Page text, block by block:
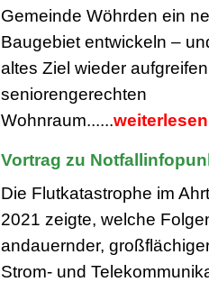
Gemeinde Wöhrden ein
Baugebiet entwickeln –
altes Ziel wieder
seniorengerechten
Wohnraum......weiterlesen
Vortrag zu
Die Flutkatastrophe im
2021 zeigte, welche
andauernder,
Strom- und